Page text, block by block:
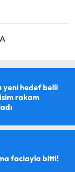
yeni hedef belli
rakam
faciayla bitti!